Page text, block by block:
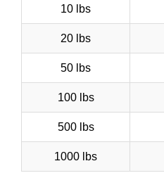
10 lbs
20 lbs
50 lbs
100 lbs
500 lbs
1000 lbs